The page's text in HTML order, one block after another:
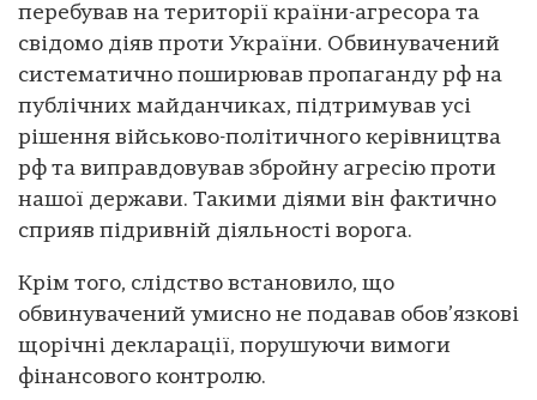
перебував на території країни-агресора та
свідомо діяв проти України. Обвинувачений
систематично поширював пропаганду рф на
публічних майданчиках, підтримував усі
рішення військово-політичного керівництва
рф та виправдовував збройну агресію проти
нашої держави. Такими діями він фактично
сприяв підривній діяльності ворога.
Крім того, слідство встановило, що
обвинувачений умисно не подавав обов’язкові
щорічні декларації, порушуючи вимоги
фінансового контролю.